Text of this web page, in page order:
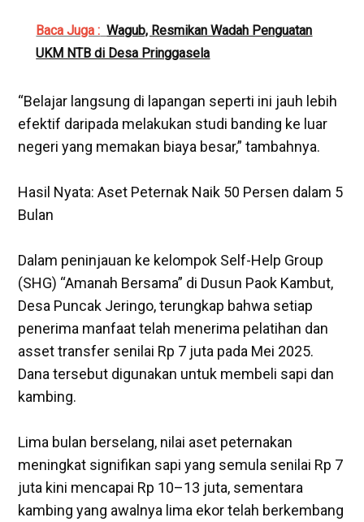
Baca Juga : Wagub, Resmikan Wadah Penguatan
UKM NTB di Desa Pringgasela
‎“Belajar langsung di lapangan seperti ini jauh lebih
efektif daripada melakukan studi banding ke luar
negeri yang memakan biaya besar,” tambahnya.
‎Hasil Nyata: Aset Peternak Naik 50 Persen dalam 5
Bulan
‎Dalam peninjauan ke kelompok Self-Help Group
(SHG) “Amanah Bersama” di Dusun Paok Kambut,
Desa Puncak Jeringo, terungkap bahwa setiap
penerima manfaat telah menerima pelatihan dan
asset transfer senilai Rp 7 juta pada Mei 2025.
Dana tersebut digunakan untuk membeli sapi dan
kambing.
Lima bulan berselang, nilai aset peternakan
meningkat signifikan sapi yang semula senilai Rp 7
juta kini mencapai Rp 10–13 juta, sementara
kambing yang awalnya lima ekor telah berkembang